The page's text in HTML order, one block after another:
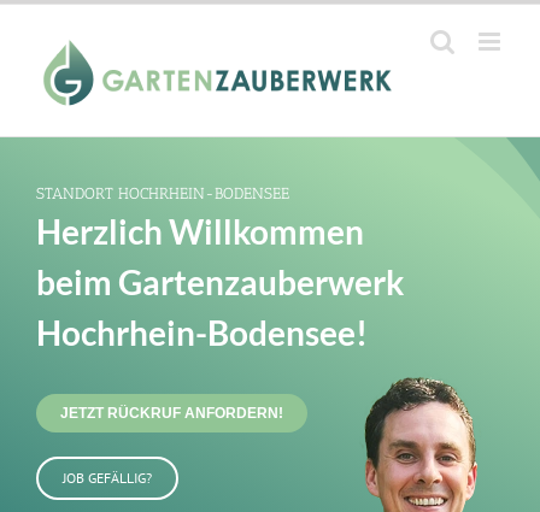
Zum
springen
STANDORT HOCHRHEIN-BODENSEE
Herzlich Willkommen
beim Gartenzauberwerk
Hochrhein-Bodensee!
JETZT RÜCKRUF ANFORDERN!
JOB GEFÄLLIG?